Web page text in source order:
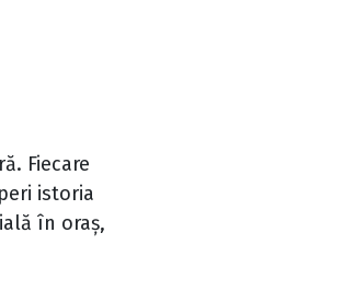
Fiecare
istoria
în oraș,